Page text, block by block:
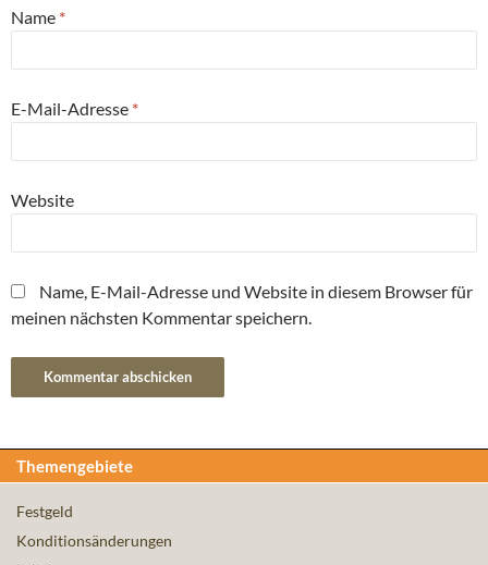
Name *
E-Mail-Adresse *
Website
Name, E-Mail-Adresse und Website in diesem Browser für
meinen nächsten Kommentar speichern.
Themengebiete
Festgeld
Konditionsänderungen